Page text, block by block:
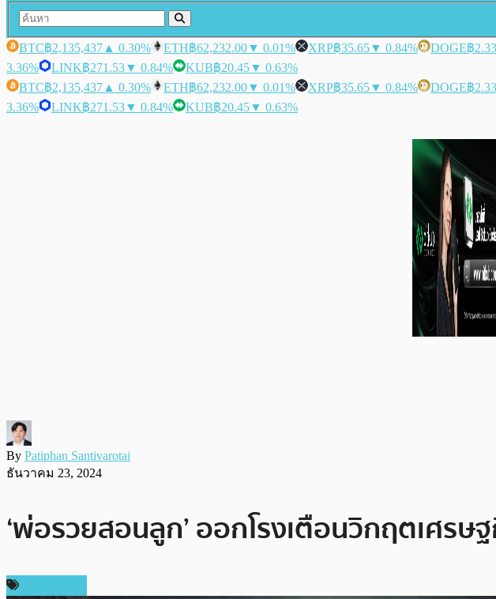
BTC฿2,135,437 ▲ 0.30% ETH฿62,232.00▼ 0.01% XRP฿35.65▼ 0.84% DOGE฿2.33
3.36%
LINK฿271.53▼ 0.84% KUB฿20.45▼ 0.63%
BTC฿2,135,437 ▲ 0.30% ETH฿62,232.00▼ 0.01% XRP฿35.65▼ 0.84% DOGE฿2.33
3.36%
LINK฿271.53▼ 0.84% KUB฿20.45▼ 0.63%
By Patiphan Santivarotai
ธันวาคม 23, 2024
‘พ่อรวยสอนลูก’ ออกโรงเตือนวิกฤตเศรษ